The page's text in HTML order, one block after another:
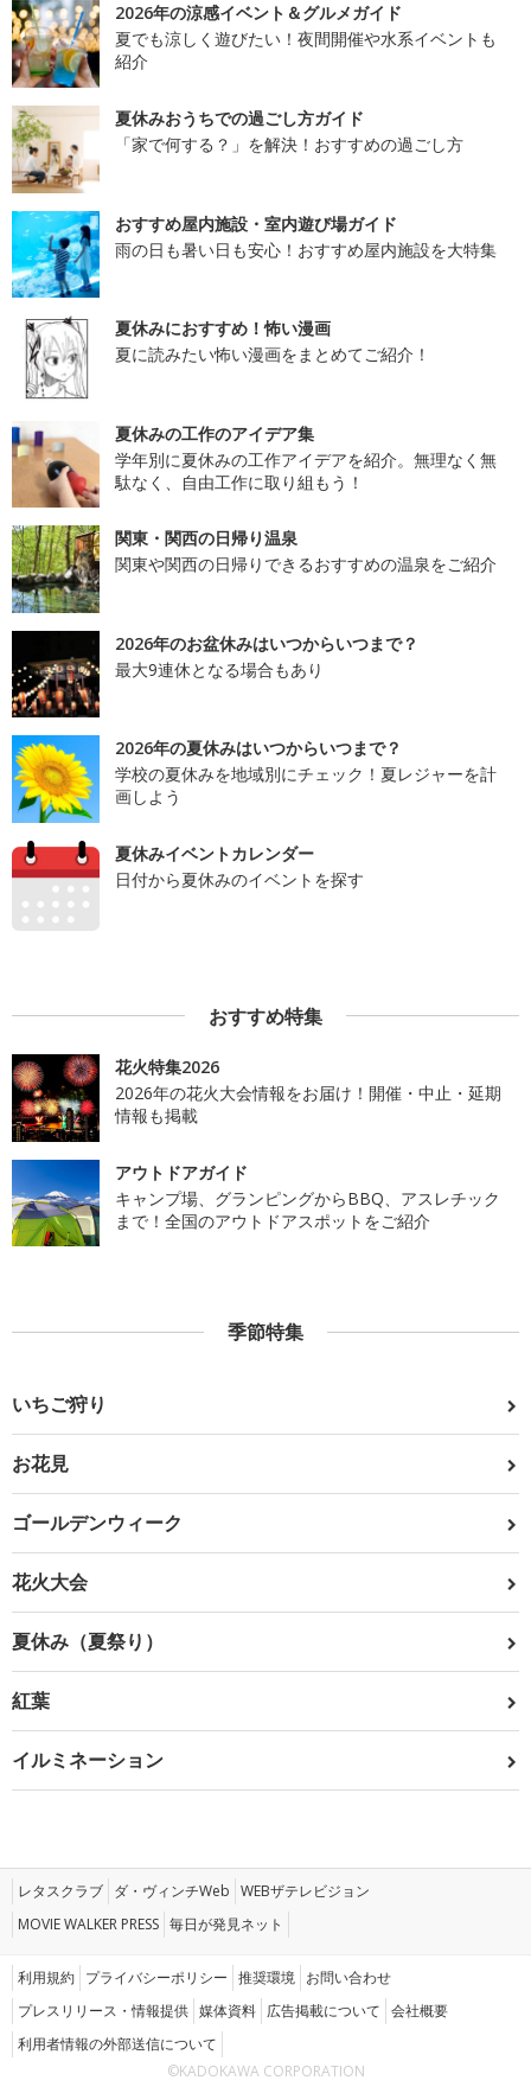
2026年の涼感イベント＆グルメガイド
夏でも涼しく遊びたい！夜間開催や水系イベントも
紹介
夏休みおうちでの過ごし方ガイド
「家で何する？」を解決！おすすめの過ごし方
おすすめ屋内施設・室内遊び場ガイド
雨の日も暑い日も安心！おすすめ屋内施設を大特集
夏休みにおすすめ！怖い漫画
夏に読みたい怖い漫画をまとめてご紹介！
夏休みの工作のアイデア集
学年別に夏休みの工作アイデアを紹介。無理なく無
駄なく、自由工作に取り組もう！
関東・関西の日帰り温泉
関東や関西の日帰りできるおすすめの温泉をご紹介
2026年のお盆休みはいつからいつまで？
最大9連休となる場合もあり
2026年の夏休みはいつからいつまで？
学校の夏休みを地域別にチェック！夏レジャーを計
画しよう
夏休みイベントカレンダー
日付から夏休みのイベントを探す
おすすめ特集
花火特集2026
2026年の花火大会情報をお届け！開催・中止・延期
情報も掲載
アウトドアガイド
キャンプ場、グランピングからBBQ、アスレチック
まで！全国のアウトドアスポットをご紹介
季節特集
いちご狩り
お花見
ゴールデンウィーク
花火大会
夏休み（夏祭り）
紅葉
イルミネーション
レタスクラブ ダ・ヴィンチWeb WEBザテレビジョン
MOVIE WALKER PRESS 毎日が発見ネット
利用規約 プライバシーポリシー 推奨環境 お問い合わせ
プレスリリース・情報提供 媒体資料 広告掲載について 会社概要
利用者情報の外部送信について
©KADOKAWA CORPORATION